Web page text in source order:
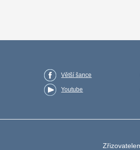
Větší šance
Youtube